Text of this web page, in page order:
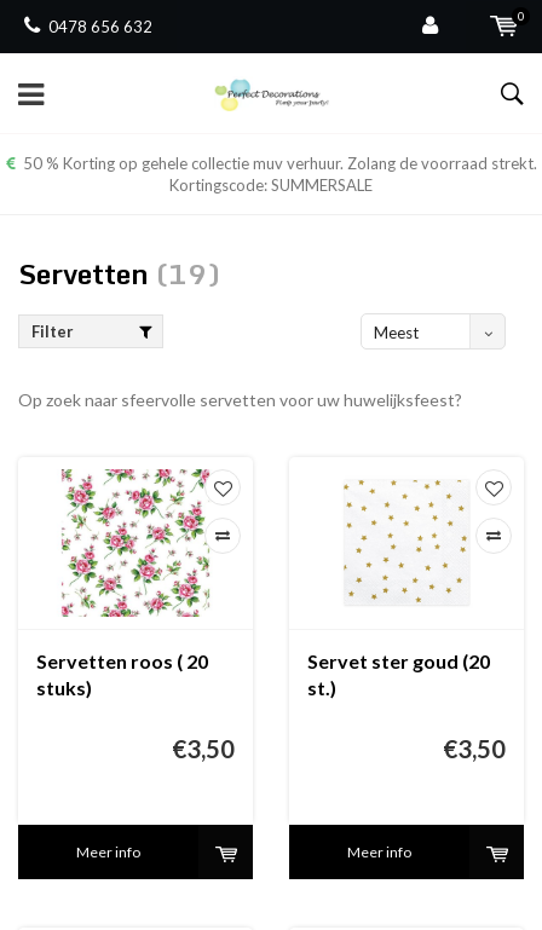
0478 656 632
0
50 % Korting op gehele collectie muv verhuur. Zolang de voorraad strekt.
Kortingscode: SUMMERSALE
Servetten (19)
Filter
Meest
Op zoek naar sfeervolle servetten voor uw huwelijksfeest?
Servetten roos ( 20
stuks)
€3,50
Meer info
Servet ster goud (20
st.)
€3,50
Meer info